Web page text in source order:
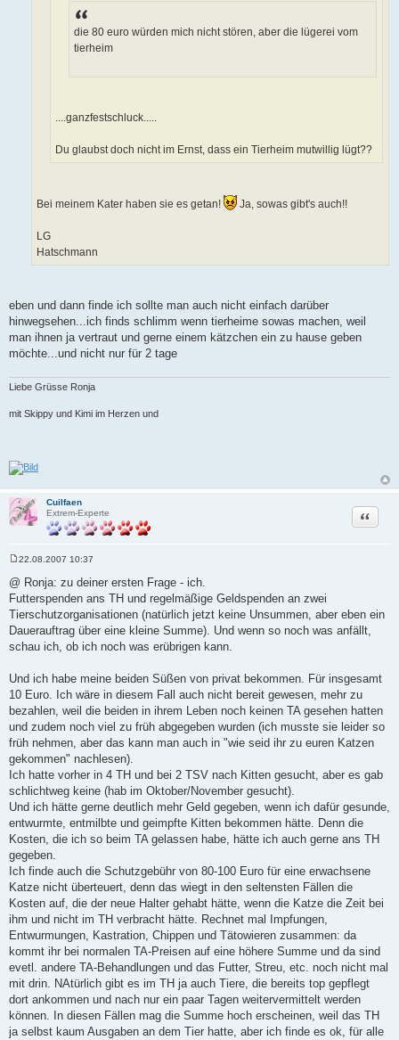
die 80 euro würden mich nicht stören, aber die lügerei vom
tierheim
....ganzfestschluck.....
Du glaubst doch nicht im Ernst, dass ein Tierheim mutwillig lügt??
Bei meinem Kater haben sie es getan! Ja, sowas gibt's auch!!
LG
Hatschmann
eben und dann finde ich sollte man auch nicht einfach darüber
hinwegsehen...ich finds schlimm wenn tierheime sowas machen, weil
man ihnen ja vertraut und gerne einem kätzchen ein zu hause geben
möchte...und nicht nur für 2 tage
Liebe Grüsse Ronja
mit Skippy und Kimi im Herzen und
Cuilfaen
Extrem-Experte
Zitat
e
t
a
g
22.08.2007 10:37
@ Ronja: zu deiner ersten Frage - ich.
Futterspenden ans TH und regelmäßige Geldspenden an zwei
Tierschutzorganisationen (natürlich jetzt keine Unsummen, aber eben ein
Dauerauftrag über eine kleine Summe). Und wenn so noch was anfällt,
schau ich, ob ich noch was erübrigen kann.
Und ich habe meine beiden Süßen von privat bekommen. Für insgesamt
10 Euro. Ich wäre in diesem Fall auch nicht bereit gewesen, mehr zu
bezahlen, weil die beiden in ihrem Leben noch keinen TA gesehen hatten
und zudem noch viel zu früh abgegeben wurden (ich musste sie leider so
früh nehmen, aber das kann man auch in "wie seid ihr zu euren Katzen
gekommen" nachlesen).
Ich hatte vorher in 4 TH und bei 2 TSV nach Kitten gesucht, aber es gab
schlichtweg keine (hab im Oktober/November gesucht).
Und ich hätte gerne deutlich mehr Geld gegeben, wenn ich dafür gesunde,
entwurmte, entmilbte und geimpfte Kitten bekommen hätte. Denn die
Kosten, die ich so beim TA gelassen habe, hätte ich auch gerne ans TH
gegeben.
Ich finde auch die Schutzgebühr von 80-100 Euro für eine erwachsene
Katze nicht überteuert, denn das wiegt in den seltensten Fällen die
Kosten auf, die der neue Halter gehabt hätte, wenn die Katze die Zeit bei
ihm und nicht im TH verbracht hätte. Rechnet mal Impfungen,
Entwurmungen, Kastration, Chippen und Tätowieren zusammen: da
kommt ihr bei normalen TA-Preisen auf eine höhere Summe und da sind
evetl. andere TA-Behandlungen und das Futter, Streu, etc. noch nicht mal
mit drin. NAtürlich gibt es im TH ja auch Tiere, die bereits top gepflegt
dort ankommen und nach nur ein paar Tagen weitervermittelt werden
können. In diesen Fällen mag die Summe hoch erscheinen, weil das TH
ja selbst kaum Ausgaben an dem Tier hatte, aber ich finde es ok, für alle